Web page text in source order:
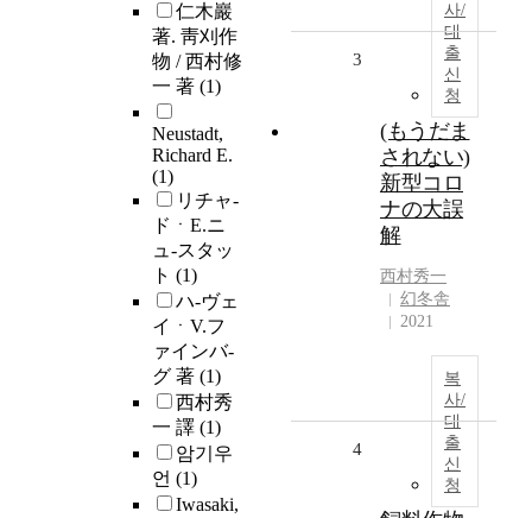
仁木巖
著. 靑刈作
物 / 西村修
一 著 (1)
Neustadt,
Richard E.
(1)
リチャ-
ドㆍE.ニ
ュ-スタッ
ト (1)
ハ-ヴェ
イㆍV.フ
ァインバ-
グ 著 (1)
西村秀
一 譯 (1)
암기우
언 (1)
Iwasaki,
사/
대
출
신
청
3
(もうだま
されない)
新型コロ
ナの大誤
解
西村秀一
幻冬舎
2021
복
사/
대
출
신
청
4